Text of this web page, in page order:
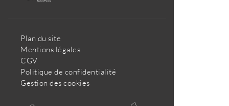
Plan du site
Mentions légales
CGV
Politique de confidentialité
Gestion des cookies